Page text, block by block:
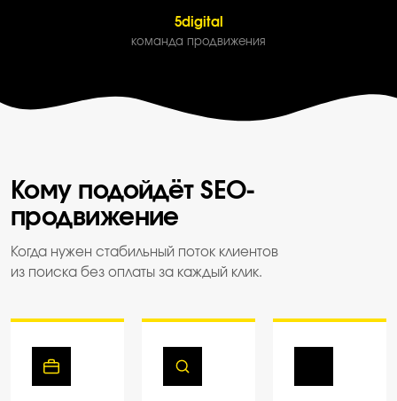
5digital
команда продвижения
Кому подойдёт SEO-
продвижение
Когда нужен стабильный поток клиентов
из поиска без оплаты за каждый клик.